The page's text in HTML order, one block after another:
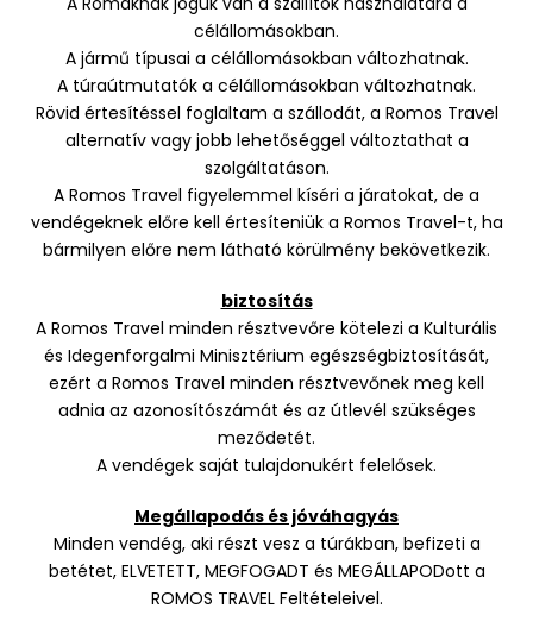
célállomásokban.
A jármű típusai a célállomásokban változhatnak.
A túraútmutatók a célállomásokban változhatnak.
Rövid értesítéssel foglaltam a szállodát, a Romos Travel
alternatív vagy jobb lehetőséggel változtathat a
szolgáltatáson.
A Romos Travel figyelemmel kíséri a járatokat, de a
vendégeknek előre kell értesíteniük a Romos Travel-t, ha
bármilyen előre nem látható körülmény bekövetkezik.
biztosítás
A Romos Travel minden résztvevőre kötelezi a Kulturális
és Idegenforgalmi Minisztérium egészségbiztosítását,
ezért a Romos Travel minden résztvevőnek meg kell
adnia az azonosítószámát és az útlevél szükséges
meződetét.
A vendégek saját tulajdonukért felelősek.
Megállapodás és jóváhagyás
Minden vendég, aki részt vesz a túrákban, befizeti a
betétet, ELVETETT, MEGFOGADT és MEGÁLLAPODott a
ROMOS TRAVEL Feltételeivel.